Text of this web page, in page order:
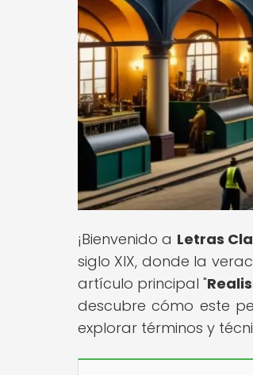
¡Bienvenido a Letras
siglo XIX, donde la
artículo principal "
descubre cómo este
explorar términos y